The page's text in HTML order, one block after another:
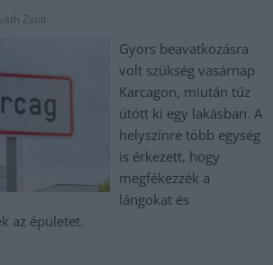
Zsolt
Gyors beavatkozásra
volt szükség vasárnap
Karcagon, miután tűz
ütött ki egy lakásban. A
helyszínre több egység
is érkezett, hogy
megfékezzék a
lángokat és
az épületet.